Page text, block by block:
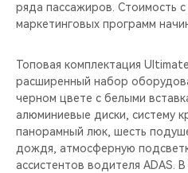
ряда пассажиров. Стоимость
маркетинговых программ
Топовая комплектация
расширенный набор
черном цвете с белыми
алюминиевые диски, систему
панорамный люк, шесть
дождя, атмосферную
ассистентов водителя ADAS.